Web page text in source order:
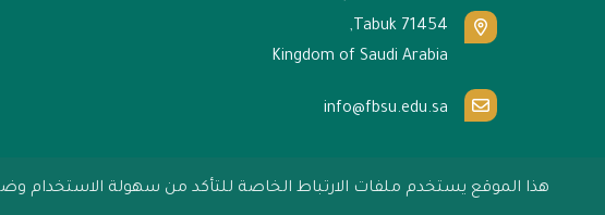
Tabuk 71454,
Kingdom of Saudi Arabia
info@fbsu.edu.sa
هذا الموقع يستخدم ملفات الارتباط الخاصة للتأكد من سهولة الاستخدام